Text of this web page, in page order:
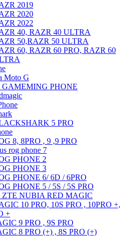
2019
2020
2022
40, RAZR 40 ULTRA
50,RAZR 50 ULTRA
60, RAZR 60 PRO, RAZR 60
Moto G
PHONE
5 PRO
8, 8PRO , 9 ,9 PRO
rog phone 7
PHONE 2
PHONE 3
PHONE 6/ 6D / 6PRO
PHONE 5 / 5S / 5S PRO
NUBIA RED MAGIC
10 PRO, 10S PRO , 10PRO +,
+
9 PRO , 9S PRO
8 PRO (+) , 8S PRO (+)